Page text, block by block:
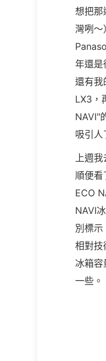
想把那
灣咧～
年還是
還有我
LX3，
NAVI"
吸引人
上週我
順便看
ECO
NAVI
別標示
相對技
冰箱容
一些。